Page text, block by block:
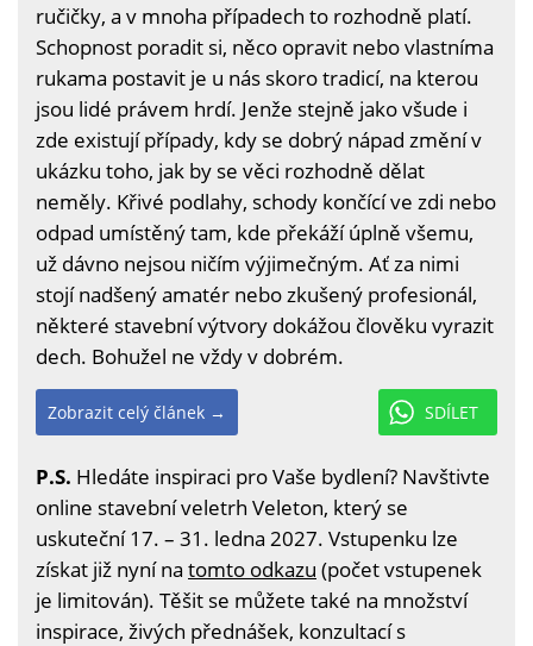
ručičky, a v mnoha případech to rozhodně platí.
Schopnost poradit si, něco opravit nebo vlastníma
rukama postavit je u nás skoro tradicí, na kterou
jsou lidé právem hrdí. Jenže stejně jako všude i
zde existují případy, kdy se dobrý nápad změní v
ukázku toho, jak by se věci rozhodně dělat
neměly. Křivé podlahy, schody končící ve zdi nebo
odpad umístěný tam, kde překáží úplně všemu,
už dávno nejsou ničím výjimečným. Ať za nimi
stojí nadšený amatér nebo zkušený profesionál,
některé stavební výtvory dokážou člověku vyrazit
dech. Bohužel ne vždy v dobrém.
SDÍLET
Zobrazit celý článek →
P.S. Hledáte inspiraci pro Vaše bydlení? Navštivte
online stavební veletrh Veleton, který se
uskuteční 17. – 31. ledna 2027. Vstupenku lze
získat již nyní na tomto odkazu (počet vstupenek
je limitován). Těšit se můžete také na množství
inspirace, živých přednášek, konzultací s